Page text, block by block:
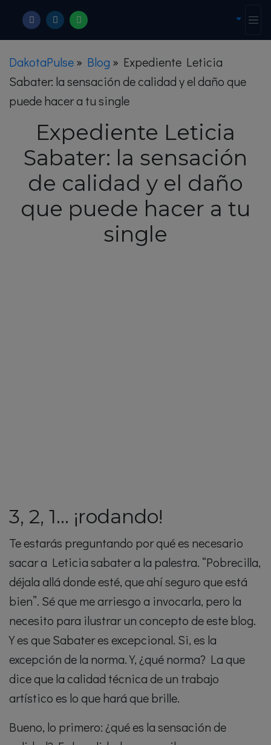
DakotaPulse» Blog » Expediente Leticia
Sabater: la sensación de calidad y el daño que
puede hacer a tu single
Expediente Leticia
Sabater: la sensación
de calidad y el daño
que puede hacer a tu
single
3, 2, 1… ¡rodando!
Te estarás preguntando por qué es necesario
sacar a Leticia sabater a la palestra. “Pobrecilla,
déjala allá donde esté, que ahí seguro que está
bien”. Sé que me arriesgo a invocarla, pero la
necesito para ilustrar un concepto de este blog.
Y es que Sabater es excepcional. Si, es la
excepción de la norma. Y, ¿qué norma? La que
dice que la calidad técnica de un trabajo
artístico es lo que hará que brille.
Bueno, lo primero: ¿qué es la sensación de